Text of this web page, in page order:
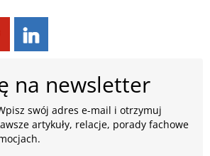
na newsletter
swój adres e-mail i otrzymuj
artykuły, relacje, porady fachowe